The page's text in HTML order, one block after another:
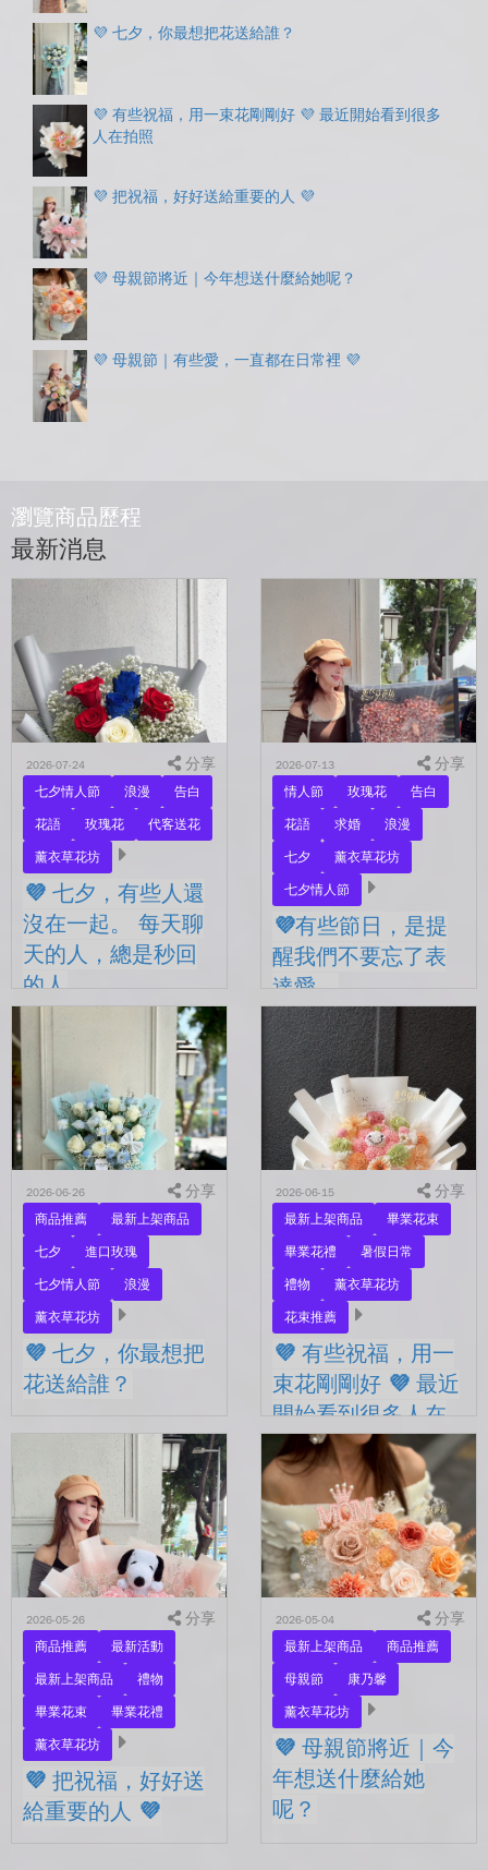
💜 七夕，你最想把花送給誰？
💜 有些祝福，用一束花剛剛好 💜 最近開始看到很多
人在拍照
💜 把祝福，好好送給重要的人 💜
💜 母親節將近｜今年想送什麼給她呢？
💜 母親節｜有些愛，一直都在日常裡 💜
瀏覽商品歷程
最新消息
2026-07-24 分享
七夕情人節 浪漫
告白
花語
玫瑰花
代客送花
薰衣草花坊
💜 七夕，有些人還
沒在一起。 每天聊
天的人，總是秒回
的人
💜 七夕，有些人還沒在一
起。 每天聊天的人，總是
秒回的人， 會記得你愛喝什
麼、喜歡什麼的人。 你們
沒有說過喜歡，卻早已習慣
彼此存在。 七夕快到...
2026-07-13 分享
情人節 玫瑰花
告白
花語
求婚
浪漫
七夕
薰衣草花坊
七夕情人節
💜有些節日，是提
醒我們不要忘了表
達愛。
💜有些節日，是提醒我們不
要忘了表達愛。 平常的日
子，總是忙著工作、忙著生
活。 那些想說的謝謝、想
說的辛苦了、想說的我愛
你。 常常就這樣，留到了
下...
2026-06-26 分享
商品推薦
最新上架商品
七夕
進口玫瑰
七夕情人節
浪漫
薰衣草花坊
💜 七夕，你最想把
花送給誰？
誰？ 是陪你走過每一天的
另一半，是一直默默支持你
的家人，還是那個努力生活
的自己？ 花，不一定要等
到特別的人才能收到。...
2026-06-15 分享
最新上架商品
畢業花束
畢業花禮
暑假日常
禮物
薰衣草花坊
花束推薦
💜 有些祝福，用一
束花剛剛好 💜 最近
開始看到很多人在
拍照
💜 有些祝福，用一束花剛剛
好 💜 最近開始看到很多人
在拍照📷 穿著學士服、抱著
花束，笑著紀錄這段重要的
時光🤍 一路走到現在，一
定有很多不容易。 熬過考
試...
2026-05-26 分享
商品推薦
最新活動
最新上架商品
禮物
畢業花束
畢業花禮
薰衣草花坊
💜 把祝福，好好送
給重要的人 💜
2026-05-04 分享
最新上架商品
商品推薦
母親節
康乃馨
薰衣草花坊
💜 母親節將近｜今
年想送什麼給她
呢？